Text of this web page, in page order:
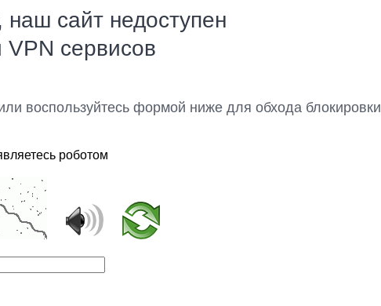
сайт недоступен
VPN сервисов
воспользуйтесь формой ниже для обхода блокировки
роботом